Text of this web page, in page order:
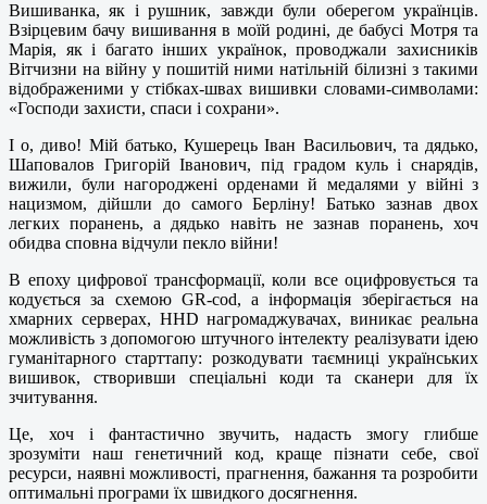
Вишиванка, як і рушник, завжди були оберегом українців.
Взірцевимбачу вишивання в моїй родині, де бабусі Мотря та
Марія, як і багато інших українок, проводжали захисників
Вітчизни на війну у пошитій ними натільній білизні з такими
відображеними у стібках-швах вишивки словами-символами:
«Господи захисти, спаси і сохрани».
І о, диво! Мій батько, Кушерець Іван Васильович, та дядько,
Шаповалов Григорій Іванович, під градом куль і снарядів,
вижили, були нагороджені орденами й медалями у війні з
нацизмом, дійшли до самого Берліну! Батько зазнав двох
легких поранень, а дядько навіть не зазнав поранень, хоч
обидва сповна відчули пекло війни!
В епоху цифрової трансформації, коли все оцифровується та
кодується за схемою GR-cod, а інформація зберігається на
хмарних серверах, HHD нагромаджувачах, виникає реальна
можливість з допомогою штучного інтелекту реалізувати ідею
гуманітарного старттапу: розкодувати таємниці українських
вишивок, створивши спеціальні коди та сканери для їх
зчитування.
Це, хоч і фантастично звучить, надасть змогу глибше
зрозуміти наш генетичний код, краще пізнати себе, свої
ресурси, наявні можливості, прагнення, бажання та розробити
оптимальні програми їх швидкого досягнення.